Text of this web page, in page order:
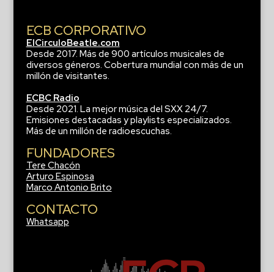
ECB CORPORATIVO
ElCirculoBeatle.com
Desde 2017. Más de 900 artículos musicales de
diversos géneros. Cobertura mundial con más de un
millón de visitantes.
ECBC Radio
Desde 2021. La mejor música del SXX 24/7.
Emisiones destacadas y playlists especializados.
Más de un millón de radioescuchas.
FUNDADORES
Tere Chacón
Arturo Espinosa
Marco Antonio Brito
CONTACTO
Whatsapp